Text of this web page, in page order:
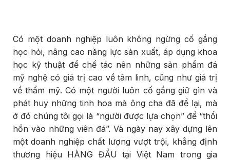
Có một doanh nghiệp luôn không ngừng cố gắng
học hỏi, nâng cao năng lực sản xuất, áp dụng khoa
học kỹ thuật để chế tác nên những sản phẩm đá
mỹ nghệ có giá trị cao về tâm linh, cũng như giá trị
về thẩm mỹ. Có một người luôn cố gắng giữ gìn và
phát huy những tinh hoa mà ông cha đã để lại, mà
ở đó chúng tôi gọi là “người được lựa chọn” để “thổi
hồn vào những viên đá”. Và ngày nay xây dựng lên
một doanh nghiệp chất lượng vượt trội, khẳng định
thương hiệu HÀNG ĐẦU tại Việt Nam trong gia